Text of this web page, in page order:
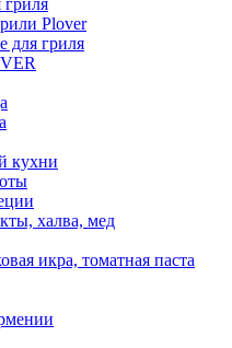
гриля
Plover
для гриля
кухни
халва, мед
икра, томатная паста